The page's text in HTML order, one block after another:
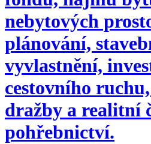
nebytových
plánování,
vyvlastnění,
cestovního
dražby a realitní
pohřebnictví.